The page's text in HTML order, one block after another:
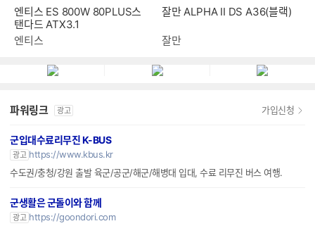
엔티스 ES 800W 80PLUS스
탠다드 ATX3.1
엔티스
잘만 ALPHA II DS A36(블랙)
잘만
파워링크 광고 가입신청
군입대수료리무진 K-BUS
광고 https://www.kbus.kr
수도권/충청/강원 출발 육군/공군/해군/해병대 입대, 수료 리무진 버스 여행.
군생활은 군돌이와 함께
광고 https://goondori.com